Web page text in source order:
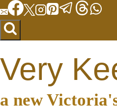
Перейти
до
вмісту
Very
a new